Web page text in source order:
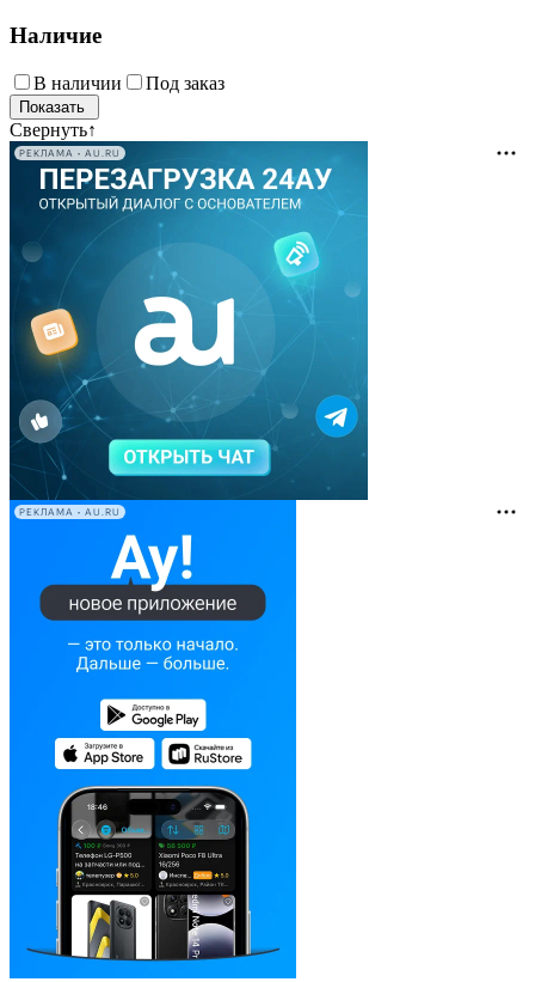
Наличие
В наличии Под заказ
Свернуть↑
РЕКЛАМА • AU.RU
РЕКЛАМА • AU.RU